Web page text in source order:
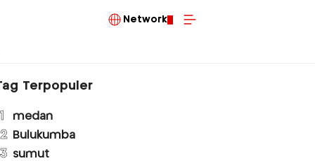
Network
Terpopuler
medan
Bulukumba
sumut